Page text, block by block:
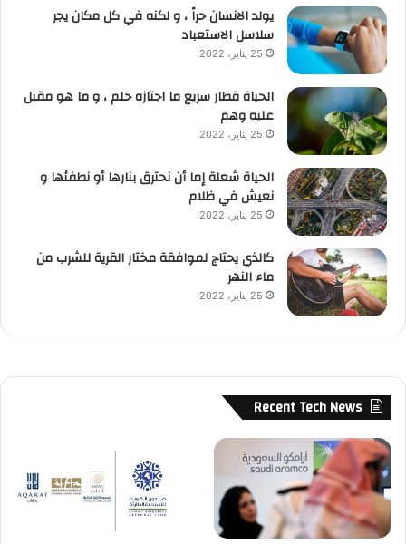
يولد الانسان حراً ، و لكنه في كل مكان يجر
سلاسل الاستعباد
25 يناير، 2022
الحياة قطار سريع ما اجتازه حلم ، و ما هو مقبل
عليه وهم
25 يناير، 2022
الحياة شعلة إما أن نحترق بنارها أو نطفئها و
نعيش في ظلام
25 يناير، 2022
كالذي يحتاج لموافقة مختار القرية للشرب من
ماء النهر
25 يناير، 2022
Recent Tech News